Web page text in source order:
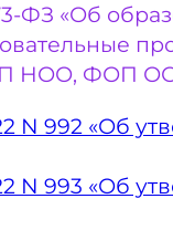
ФЗ «Об
НОО, ФОП
N 992 «Об
N 993 «Об